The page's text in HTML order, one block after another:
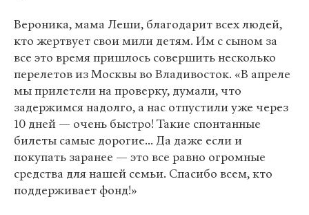
Вероника, мама Леши, благодарит всех людей,
кто жертвует свои мили детям. Им с сыном за
все это время пришлось совершить несколько
перелетов из Москвы во Владивосток. «В апреле
мы прилетели на проверку, думали, что
задержимся надолго, а нас отпустили уже через
10 дней — очень быстро! Такие спонтанные
билеты самые дорогие... Да даже если и
покупать заранее — это все равно огромные
средства для нашей семьи. Спасибо всем, кто
поддерживает фонд!»